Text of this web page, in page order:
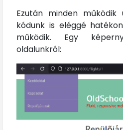
Ezután minden
kódunk is eléggé
működik. Egy
oldalunkról: